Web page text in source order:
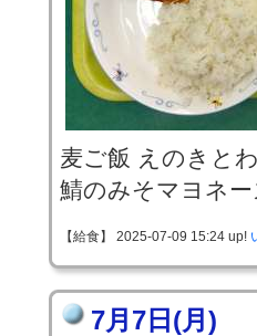
麦ご飯 えのきと
鯖のみそマヨネ
【給食】 2025-07-09 15:24 up!
7月7日(月)